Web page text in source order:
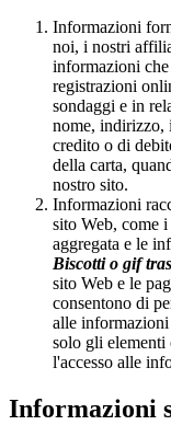
Informazioni
noi, i nostri
informazioni
registrazioni
sondaggi e in
nome, indirizzo,
credito o di
della carta,
nostro sito.
Informazioni
sito Web, come
aggregata e le
Biscotti o gif
sito Web e le
consentono di
alle
solo gli elementi
l'accesso alle
Informazioni